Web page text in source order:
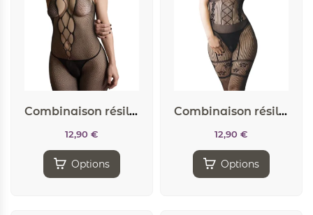
Combinaison résille J&M n°3
12,90 €
Options
Combinaison résille J&M n°10
12,90 €
Options